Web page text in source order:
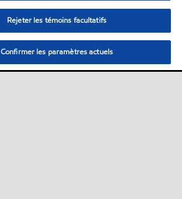
Rejeter les témoins facultatifs
Confirmer les paramètres actuels